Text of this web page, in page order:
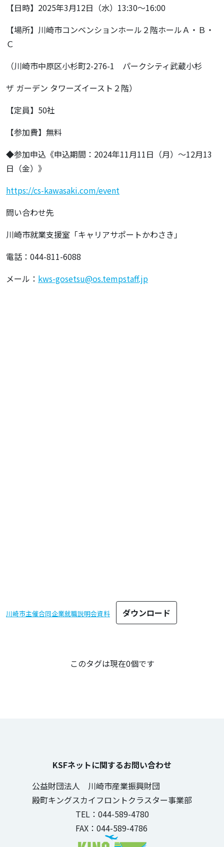
【日時】2025年3月12日（水）13:30～16:00
【場所】川崎市コンベンションホール２階ホールＡ・Ｂ・
Ｃ
（川崎市中原区小杉町2-276-1 パークシティ武蔵小杉
ザ ガーデン タワーズイースト２階）
【定員】50社
【参加費】無料
◆参加申込《申込期間：2024年11月11日（月）～12月13
日（金）》
https://cs-kawasaki.com/event
問い合わせ先
川崎市就業支援室「キャリアサポートかわさき」
電話：044-811-6088
メール： kws-gosetsu@os.tempstaff.jp
川崎市主催合同企業就職説明会資料 ダウンロード
この記事のタグこのタグは現在0個です
KSFネットに関するお問い合わせ
公益財団法人 川崎市産業振興財団
殿町キングスカイフロントクラスター事業部
TEL：044-589-4780
FAX：044-589-4786